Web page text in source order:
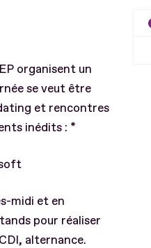
organisent un
se veut être
et rencontres
inédits : *
midi et en
pour réaliser
alternance.